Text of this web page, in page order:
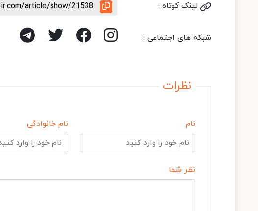
لینک کوتاه : article/show/21538
شبکه های اجتماعی :
نظرات
نام نام خانوادگی
نظر شما